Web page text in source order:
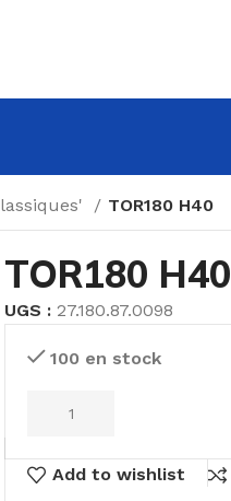
TOR180 H40
TOR180 H40
UGS : 27.180.87.0098
100 en stock
Add to wishlist